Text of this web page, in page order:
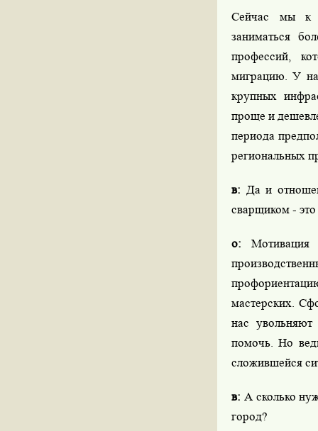
Сейчас мы к
заниматься
профессий,
миграцию. У
крупных
проще и
периода
региональных
в: Да и
сварщиком - это
о:
мастерских.
нас
помочь. Но
сложившейся
в: А сколько
город?